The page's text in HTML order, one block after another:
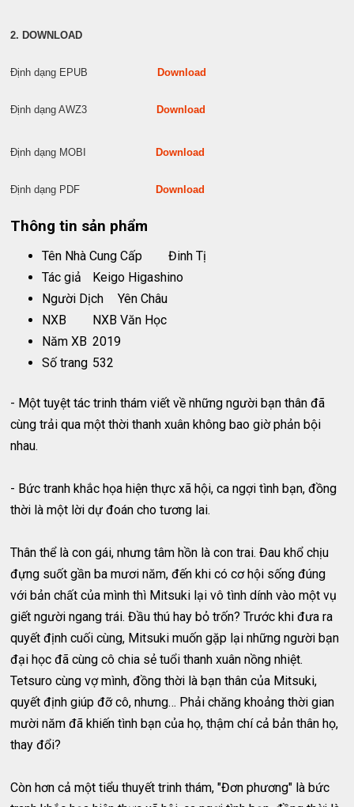
2. DOWNLOAD
Định dạng EPUB Download
Định dạng AWZ3 Download
Định dạng MOBI Download
Định dạng PDF Download
Thông tin sản phẩm
Tên Nhà Cung Cấp
Đinh Tị
Tác giả
Keigo Higashino
Người Dịch
Yên Châu
NXB
NXB Văn Học
Năm XB 2019
Số trang 532
- Một tuyệt tác trinh thám viết về những người bạn thân đã
cùng trải qua một thời thanh xuân không bao giờ phản bội
nhau.
- Bức tranh khắc họa hiện thực xã hội, ca ngợi tình bạn, đồng
thời là một lời dự đoán cho tương lai.
Thân thể là con gái, nhưng tâm hồn là con trai. Đau khổ chịu
đựng suốt gần ba mươi năm, đến khi có cơ hội sống đúng
với bản chất của mình thì Mitsuki lại vô tình dính vào một vụ
giết người ngang trái. Đầu thú hay bỏ trốn? Trước khi đưa ra
quyết định cuối cùng, Mitsuki muốn gặp lại những người bạn
đại học đã cùng cô chia sẻ tuổi thanh xuân nồng nhiệt.
Tetsuro cùng vợ mình, đồng thời là bạn thân của Mitsuki,
quyết định giúp đỡ cô, nhưng… Phải chăng khoảng thời gian
mười năm đã khiến tình bạn của họ, thậm chí cả bản thân họ,
thay đổi?
Còn hơn cả một tiểu thuyết trinh thám, "Đơn phương" là bức